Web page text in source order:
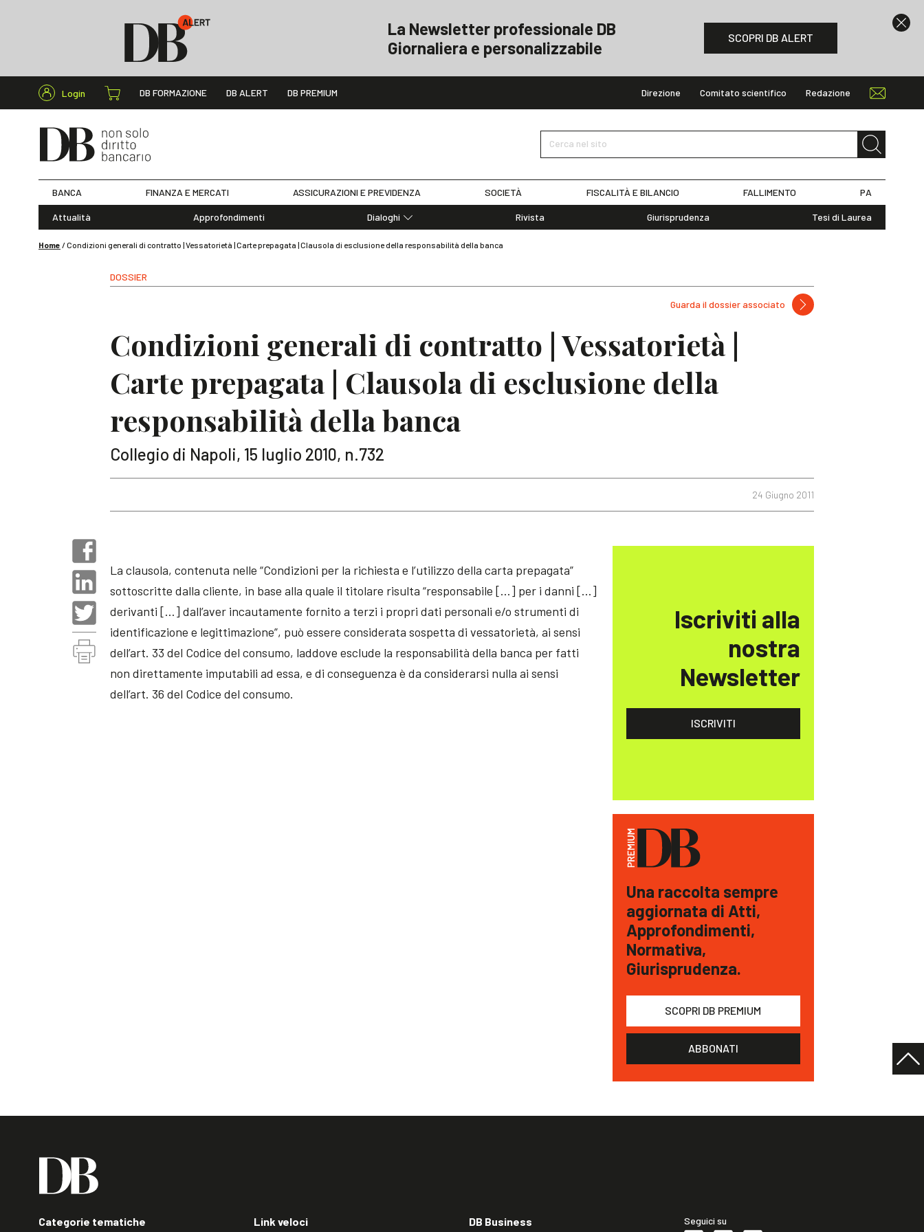
La Newsletter professionale DB
Giornaliera e personalizzabile
SCOPRI DB ALERT
Login DB FORMAZIONE DB ALERT DB PREMIUM Direzione Comitato scientifico Redazione
Cerca nel sito
BANCA FINANZA E MERCATI ASSICURAZIONI E PREVIDENZA SOCIETÀ FISCALITÀ E BILANCIO FALLIMENTO PA
Attualità Approfondimenti
Dialoghi
Rivista Giurisprudenza Tesi di Laurea
Home /Condizioni generali di contratto | Vessatorietà | Carte prepagata | Clausola di esclusione della responsabilità della banca
DOSSIER
Guarda il dossier associato
Condizioni generali di contratto | Vessatorietà |
Carte prepagata | Clausola di esclusione della
responsabilità della banca
Collegio di Napoli, 15 luglio 2010, n.732
24 Giugno 2011
La clausola, contenuta nelle “Condizioni per la richiesta e l’utilizzo della carta prepagata”
sottoscritte dalla cliente, in base alla quale il titolare risulta “responsabile […] per i danni […]
derivanti […] dall’aver incautamente fornito a terzi i propri dati personali e/o strumenti di
identificazione e legittimazione”, può essere considerata sospetta di vessatorietà, ai sensi
dell’art. 33 del Codice del consumo, laddove esclude la responsabilità della banca per fatti
non direttamente imputabili ad essa, e di conseguenza è da considerarsi nulla ai sensi
dell’art. 36 del Codice del consumo.
Iscriviti alla
nostra
Newsletter
ISCRIVITI
Una raccolta sempre
aggiornata di Atti,
Approfondimenti,
Normativa,
Giurisprudenza.
SCOPRI DB PREMIUM
ABBONATI
Categorie tematiche Link veloci DB Business Seguici su